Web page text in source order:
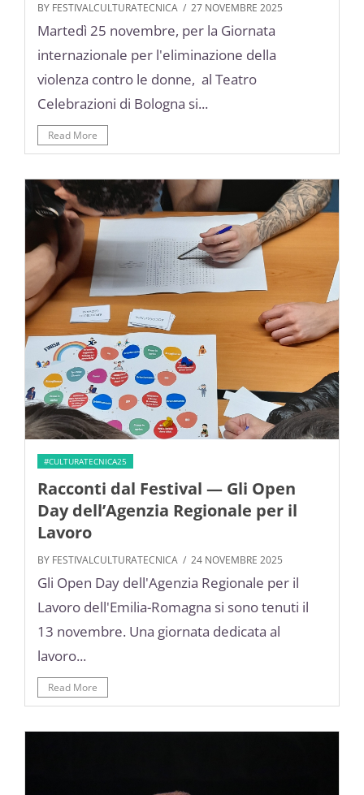
BY FESTIVALCULTURATECNICA / 27 NOVEMBRE 2025
Martedì 25 novembre, per la Giornata
internazionale per l'eliminazione della
violenza contro le donne, al Teatro
Celebrazioni di Bologna si...
Read More
#CULTURATECNICA25
Racconti dal Festival — Gli Open
Day dell’Agenzia Regionale per il
Lavoro
BY FESTIVALCULTURATECNICA / 24 NOVEMBRE 2025
Gli Open Day dell'Agenzia Regionale per il
Lavoro dell'Emilia-Romagna si sono tenuti il
13 novembre. Una giornata dedicata al
lavoro...
Read More